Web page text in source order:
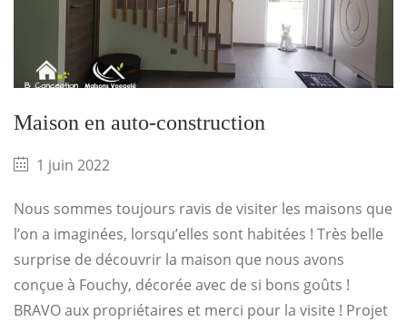
Maison en auto-construction
1 juin 2022
Nous sommes toujours ravis de visiter les maisons que
l’on a imaginées, lorsqu’elles sont habitées ! Très belle
surprise de découvrir la maison que nous avons
conçue à Fouchy, décorée avec de si bons goûts !
BRAVO aux propriétaires et merci pour la visite ! Projet